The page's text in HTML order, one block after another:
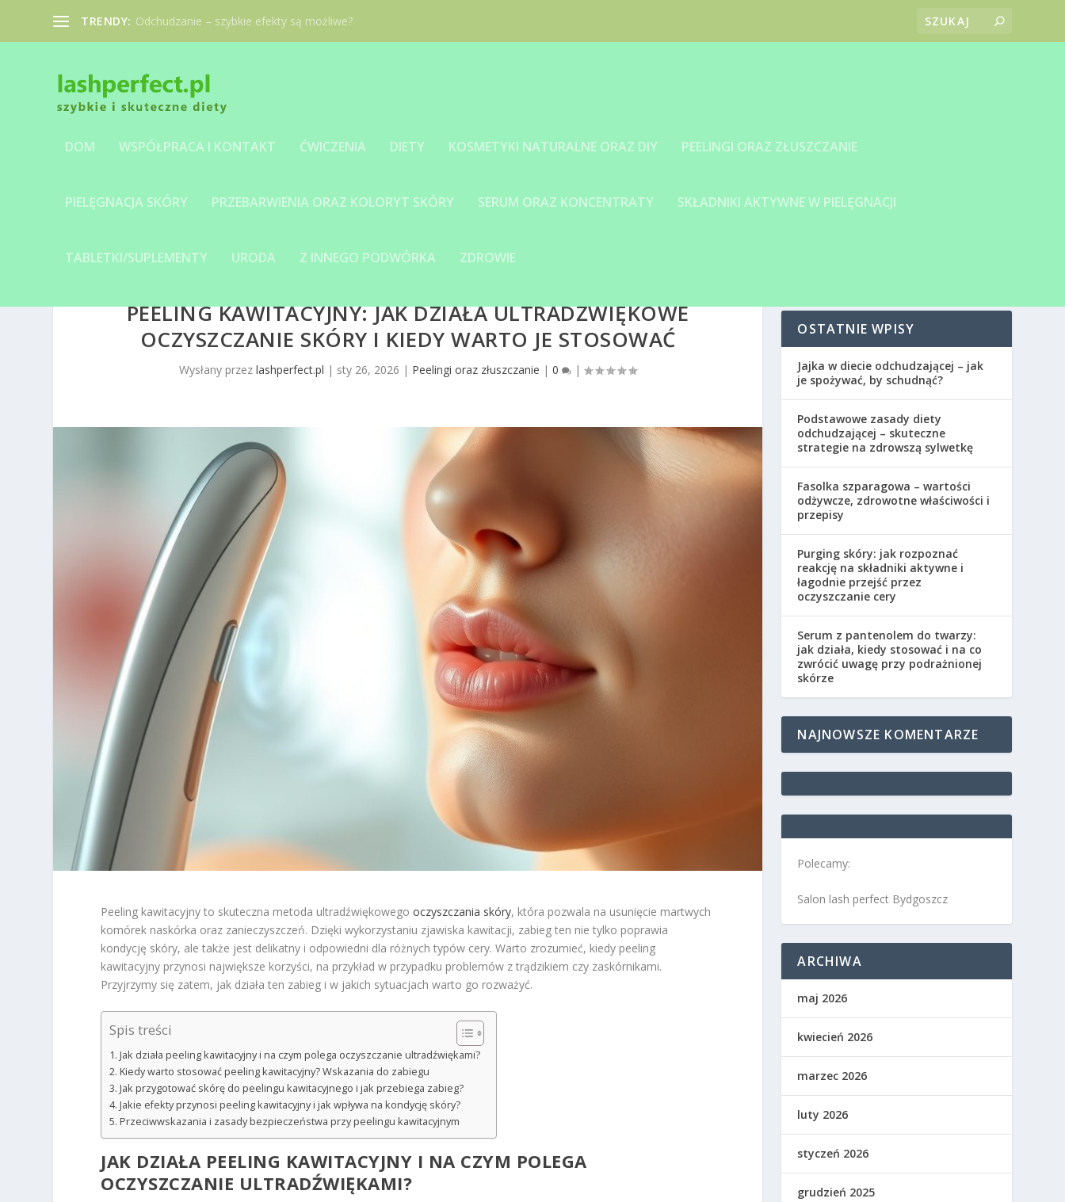
TRENDY: Odchudzanie – szybkie efekty są możliwe?
DOM WSPÓŁPRACA I KONTAKT ĆWICZENIA DIETY KOSMETYKI NATURALNE ORAZ DIY PEELINGI ORAZ ZŁUSZCZANIE
PIELĘGNACJA SKÓRY PRZEBARWIENIA ORAZ KOLORYT SKÓRY SERUM ORAZ KONCENTRATY SKŁADNIKI AKTYWNE W PIELĘGNACJI
TABLETKI/SUPLEMENTY URODA Z INNEGO PODWÓRKA ZDROWIE
PEELING KAWITACYJNY: JAK DZIAŁA ULTRADŹWIĘKOWE
OCZYSZCZANIE SKÓRY I KIEDY WARTO JE STOSOWAĆ
Wysłany przezlashperfect.pl | sty 26, 2026 | Peelingi oraz złuszczanie |0 |
Peeling kawitacyjny to skuteczna metoda ultradźwiękowegooczyszczania skóry, która pozwala na usunięcie martwych
komórek naskórka oraz zanieczyszczeń. Dzięki wykorzystaniu zjawiska kawitacji, zabieg ten nie tylko poprawia
kondycję skóry, ale także jest delikatny i odpowiedni dla różnych typów cery. Warto zrozumieć, kiedy peeling
kawitacyjny przynosi największe korzyści, na przykład w przypadku problemów z trądzikiem czy zaskórnikami.
Przyjrzymy się zatem, jak działa ten zabieg i w jakich sytuacjach warto go rozważyć.
Spis treści
Jak działa peeling kawitacyjny i na czym polega oczyszczanie ultradźwiękami?
Kiedy warto stosować peeling kawitacyjny? Wskazania do zabiegu
Jak przygotować skórę do peelingu kawitacyjnego i jak przebiega zabieg?
Jakie efekty przynosi peeling kawitacyjny i jak wpływa na kondycję skóry?
Przeciwwskazania i zasady bezpieczeństwa przy peelingu kawitacyjnym
JAK DZIAŁA PEELING KAWITACYJNY I NA CZYM POLEGA
OCZYSZCZANIE ULTRADŹWIĘKAMI?
OSTATNIE WPISY
Jajka w diecie odchudzającej – jak
je spożywać, by schudnąć?
Podstawowe zasady diety
odchudzającej – skuteczne
strategie na zdrowszą sylwetkę
Fasolka szparagowa – wartości
odżywcze, zdrowotne właściwości i
przepisy
Purging skóry: jak rozpoznać
reakcję na składniki aktywne i
łagodnie przejść przez
oczyszczanie cery
Serum z pantenolem do twarzy:
jak działa, kiedy stosować i na co
zwrócić uwagę przy podrażnionej
skórze
NAJNOWSZE KOMENTARZE
Polecamy:
Salon lash perfect Bydgoszcz
ARCHIWA
maj 2026
kwiecień 2026
marzec 2026
luty 2026
styczeń 2026
grudzień 2025